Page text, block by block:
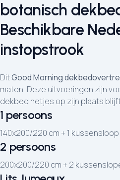
botanisch
Beschikbare
instopstrook
DitGood Morning
maten. Deze uitvoeringen zijn
dekbed netjes op zijn plaats
1 persoons
140x200/220 cm + 1
2 persoons
200x200/220 cm + 2